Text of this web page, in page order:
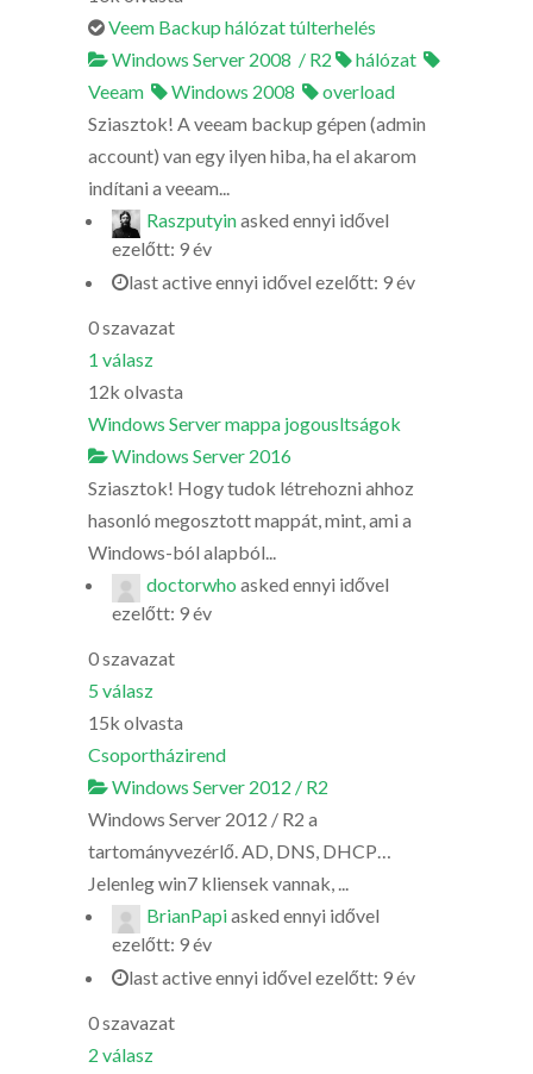
Veem Backup hálózat túlterhelés
Windows Server 2008 / R2
hálózat
Veeam
Windows 2008
overload
Sziasztok! A veeam backup gépen (admin
account) van egy ilyen hiba, ha el akarom
indítani a veeam...
Raszputyinasked ennyi idővel
ezelőtt: 9 év
last active ennyi idővel ezelőtt: 9 év
0szavazat
1 válasz
12k olvasta
Windows Server mappa jogousltságok
Windows Server 2016
Sziasztok! Hogy tudok létrehozni ahhoz
hasonló megosztott mappát, mint, ami a
Windows-ból alapból...
doctorwho asked ennyi idővel
ezelőtt: 9 év
0szavazat
5 válasz
15k olvasta
Csoportházirend
Windows Server 2012 / R2
Windows Server 2012 / R2 a
tartományvezérlő. AD, DNS, DHCP…
Jelenleg win7 kliensek vannak, ...
BrianPapiasked ennyi idővel
ezelőtt: 9 év
last active ennyi idővel ezelőtt: 9 év
0szavazat
2 válasz